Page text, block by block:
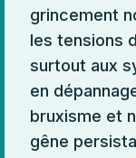
grincement
les tensions
surtout aux
en
bruxisme et
gêne